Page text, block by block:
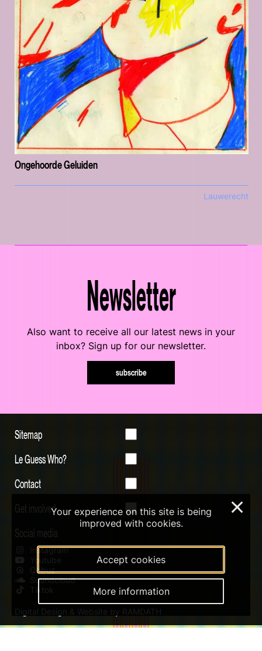
Ongehoorde Geluiden
Lauwerecht
Newsletter
Also want to receive all our latest news in your
inbox? Sign up for our newsletter.
subscribe
Sitemap
Le Guess Who?
Contact
Get involved
Social media
Instagram
Youtube
Qobuz
Soundcloud
Tiktok
Digital Design & Website by RAMDATH
Your experience on this site is being
improved with cookies.
Accept cookies
More information
×